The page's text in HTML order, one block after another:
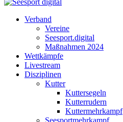
Verband
Vereine
Seesport.digital
Maßnahmen 2024
Wettkämpfe
Livestream
Disziplinen
Kutter
Kuttersegeln
Kutterrudern
Kuttermehrkampf
Seesportmehrkampf